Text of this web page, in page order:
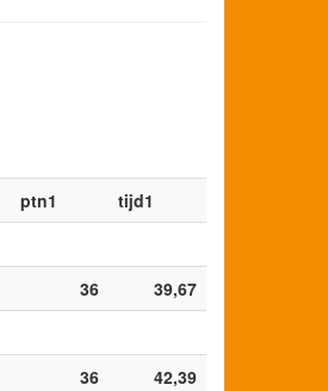
ptn1
tijd1
36
39,67
36
42,39